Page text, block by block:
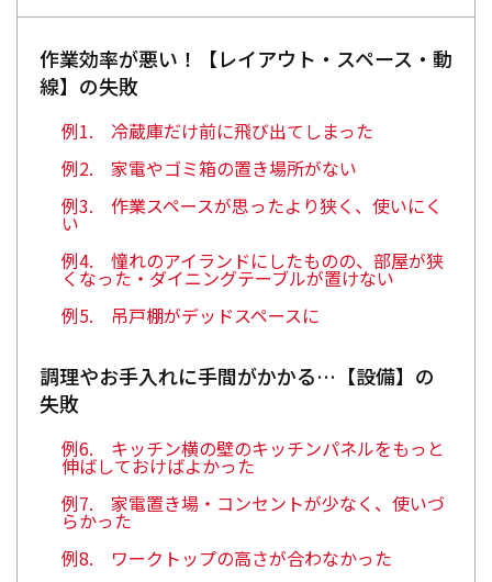
作業効率が悪い！【レイアウト・スペース・動
線】の失敗
例1. 冷蔵庫だけ前に飛び出てしまった
例2. 家電やゴミ箱の置き場所がない
例3. 作業スペースが思ったより狭く、使いにく
い
例4. 憧れのアイランドにしたものの、部屋が狭
くなった・ダイニングテーブルが置けない
例5. 吊戸棚がデッドスペースに
調理やお手入れに手間がかかる…【設備】の
失敗
例6. キッチン横の壁のキッチンパネルをもっと
伸ばしておけばよかった
例7. 家電置き場・コンセントが少なく、使いづ
らかった
例8. ワークトップの高さが合わなかった